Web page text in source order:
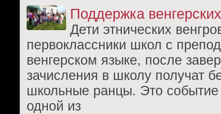
Поддержка
Дети этнических
первоклассники школ с
венгерском языке, после
зачисления в школу получат
школьные ранцы. Это
одной из